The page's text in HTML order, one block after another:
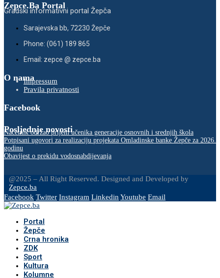
Zepce.Ba Portal
Gradski informativni portal Žepča
Sarajevska bb, 72230 Žepče
Phone: (061) 189 865
Email: zepce @ zepce.ba
O namaImpressum
Pravila privatnosti
Facebook
Posljednje novosti
Načelnik održao prijem učenika generacije osnovnih i srednjih škola
Potpisani ugovori za realizaciju projekata Omladinske banke Žepče za 2026.
godinu
Obavijest o prekidu vodosnabdijevanja
@2025 – All Right Reserved. Designed and Developed by
Zepce.ba
Facebook Twitter Instagram LinkedinYoutube Email
Portal
Žepče
Crna hronika
ZDK
Sport
Kultura
Kolumne